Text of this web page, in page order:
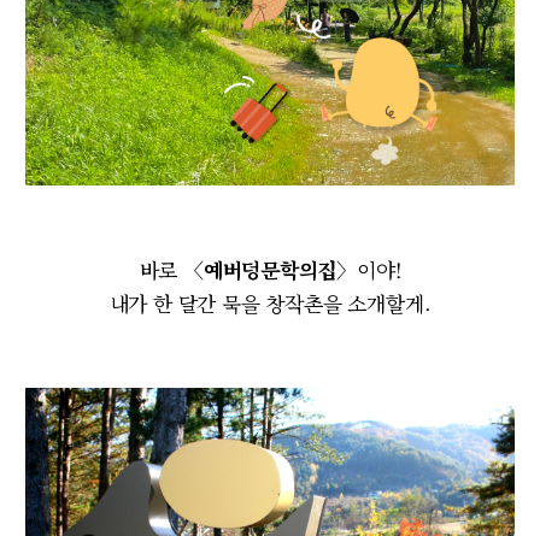
바로 〈예버덩문학의집〉 이야!
내가 한 달간 묵을 창작촌을 소개할게.